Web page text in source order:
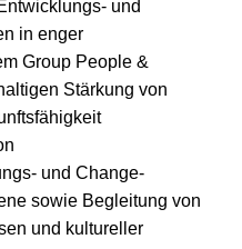
und
in enger
Group People &
Stärkung von
und Change-
sowie Begleitung von
und kultureller